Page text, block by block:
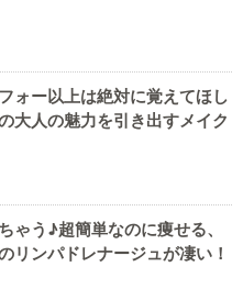
ォー以上は絶対に覚えてほし
大人の魅力を引き出すメイク
ゃう♪超簡単なのに痩せる、
リンパドレナージュが凄い！